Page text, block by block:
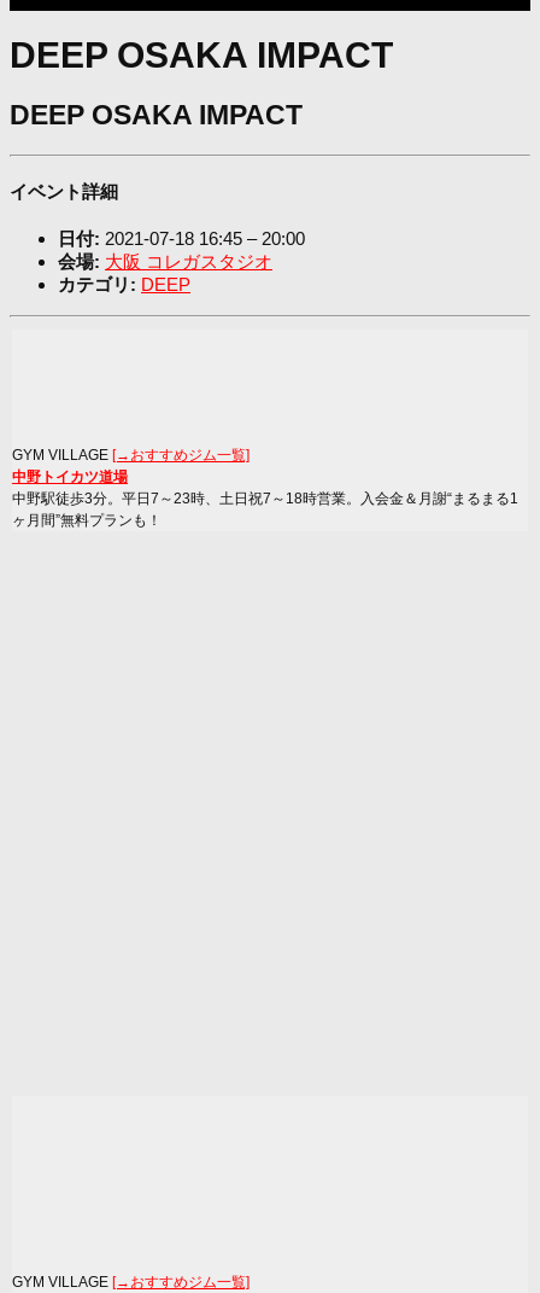
DEEP OSAKA IMPACT
DEEP OSAKA IMPACT
イベント詳細
日付: 2021-07-18 16:45 – 20:00
会場: 大阪 コレガスタジオ
カテゴリ: DEEP
GYM VILLAGE [→おすすめジム一覧]
中野トイカツ道場
中野駅徒歩3分。平日7～23時、土日祝7～18時営業。入会金＆月謝“まるまる1
ヶ月間”無料プランも！
GYM VILLAGE [→おすすめジム一覧]